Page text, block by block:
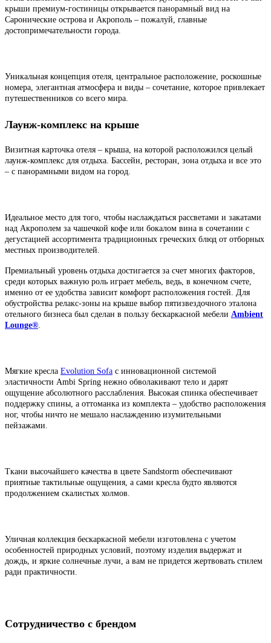
крыши премиум-гостиницы открывается панорамный вид на
Саронические острова и Акрополь – пожалуй, главные
достопримечательности города.
Уникальная концепция отеля, центральное расположение, роскошные
номера, элегантная атмосфера и виды – сочетание, которое привлекает
путешественников со всего мира.
Лаунж-комплекс на крыше
Визитная карточка отеля – крыша, на которой расположился целый
лаунж-комплекс для отдыха. Бассейн, ресторан, зона отдыха и все это
– с панорамными видом на город.
Идеальное место для того, чтобы наслаждаться рассветами и закатами
над Акрополем за чашечкой кофе или бокалом вина в сочетании с
дегустацией ассортимента традиционных греческих блюд от отборных
местных производителей.
Премиальный уровень отдыха достигается за счет многих факторов,
среди которых важную роль играет мебель, ведь, в конечном счете,
именно от ее удобства зависит комфорт расположения гостей. Для
обустройства релакс-зоны на крыше выбор пятизвездочного эталона
отельного бизнеса был сделан в пользу бескаркасной мебели Ambient
Lounge®
Мягкие кресла Evolution Sofa с инновационной системой
эластичности Ambi Spring нежно обволакивают тело и дарят
ощущение абсолютного расслабления. Высокая спинка обеспечивает
поддержку спины, а оттоманка из комплекта – удобство расположения
ног, чтобы ничто не мешало наслаждению изумительными
пейзажами.
Ткани высочайшего качества в цвете Sandstorm обеспечивают
приятные тактильные ощущения, а сами кресла будто являются
продолжением скалистых холмов.
Уличная коллекция бескаркасной мебели изготовлена с учетом
особенностей природных условий, поэтому изделия выдержат и
дождь, и яркие солнечные лучи, а вам не придется жертвовать стилем
ради практичности.
Сотрудничество с брендом